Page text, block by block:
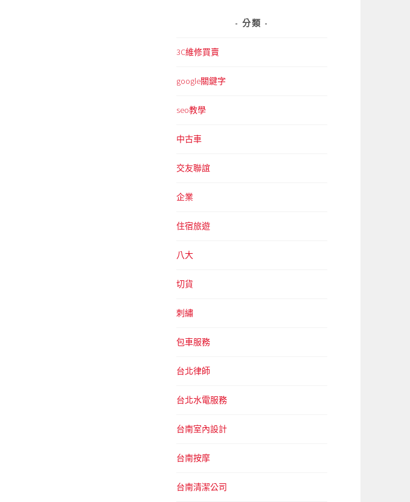
分類
3C維修買賣
google關鍵字
seo教學
中古車
交友聯誼
企業
住宿旅遊
八大
切貨
刺繡
包車服務
台北律師
台北水電服務
台南室內設計
台南按摩
台南清潔公司